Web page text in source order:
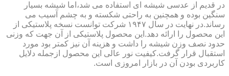
در قدیم از عدسی شیشه ای استفاده می شد،اما شیشه بسیار
سنگین بوده و همچنین به راحتی شکسته و به چشم آسیب می
رساند.در نهایت در سال ۱۹۴۷ شرکت توانست نسخه پلاستیکی از
این محصول را ارائه دهد.این محصول پلاستیکی از آن جهت که وزنی
حدود نصف وزن شیشه را داشت و هزینه آن نیز کمتر بود مورد
استقبال قرار گرفت.کیفیت نور عالی این محصول ازجمله دلایل
کاربردی بودن آن در بازار امروزی است.